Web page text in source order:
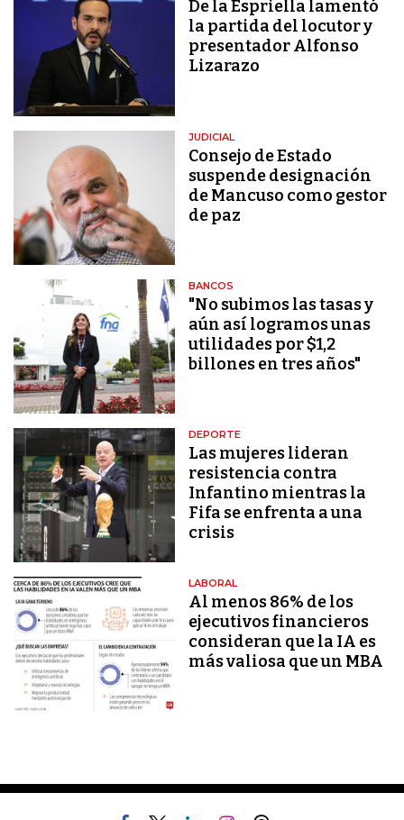
De la Espriella lamentó
la partida del locutor y
presentador Alfonso
Lizarazo
JUDICIAL
Consejo de Estado
suspende designación
de Mancuso como gestor
de paz
BANCOS
"No subimos las tasas y
aún así logramos unas
utilidades por $1,2
billones en tres años"
DEPORTE
Las mujeres lideran
resistencia contra
Infantino mientras la
Fifa se enfrenta a una
crisis
LABORAL
Al menos 86% de los
ejecutivos financieros
consideran que la IA es
más valiosa que un MBA